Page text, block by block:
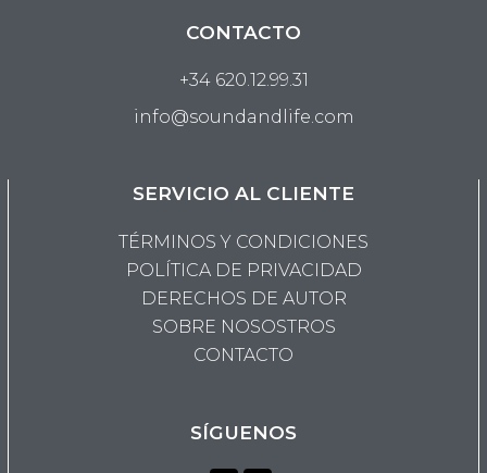
CONTACTO
+34 620.12.99.31
info@soundandlife.com
SERVICIO AL CLIENTE
TÉRMINOS Y CONDICIONES
POLÍTICA DE PRIVACIDAD
DERECHOS DE AUTOR
SOBRE NOSOSTROS
CONTACTO
SÍGUENOS